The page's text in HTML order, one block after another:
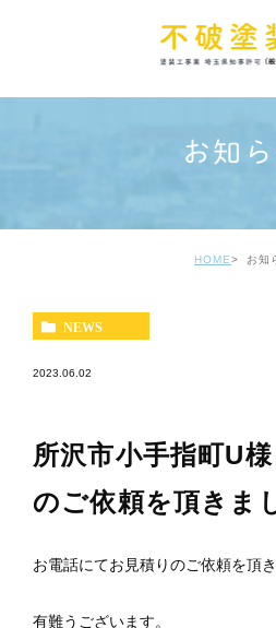
お知
HOME お知
NEWS
2023.06.02
所沢市小手指町U
のご依頼を頂きま
お電話にてお見積りのご依頼を頂き
有難うございます。